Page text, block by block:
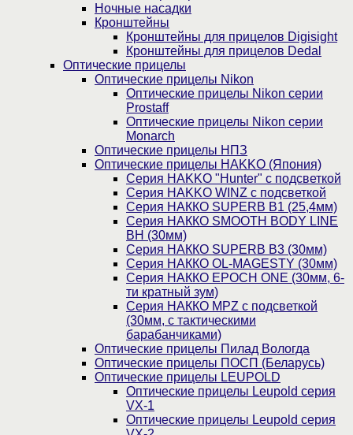
Ночные насадки
Кронштейны
Кронштейны для прицелов Digisight
Кронштейны для прицелов Dedal
Оптические прицелы
Оптические прицелы Nikon
Оптические прицелы Nikon серии
Prostaff
Оптические прицелы Nikon серии
Monarch
Оптические прицелы НПЗ
Оптические прицелы HAKKO (Япония)
Cерия HAKKO "Hunter" с подсветкой
Серия НAKKO WINZ с подсветкой
Серия НАККО SUPERB B1 (25,4мм)
Серия НАККО SMOOTH BODY LINE
BH (30мм)
Серия НАККО SUPERB B3 (30мм)
Серия НАККО OL-MAGESTY (30мм)
Серия НАККО EPOCH ONE (30мм, 6-
ти кратный зум)
Серия НАККО MPZ с подсветкой
(30мм, c тактическими
барабанчиками)
Оптические прицелы Пилад Вологда
Оптические прицелы ПОСП (Беларусь)
Оптические прицелы LEUPOLD
Оптические прицелы Leupold серия
VX-1
Оптические прицелы Leupold серия